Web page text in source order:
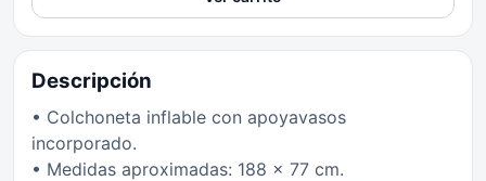
Descripción
• Colchoneta inflable con apoyavasos
incorporado.
• Medidas aproximadas: 188 x 77 cm.